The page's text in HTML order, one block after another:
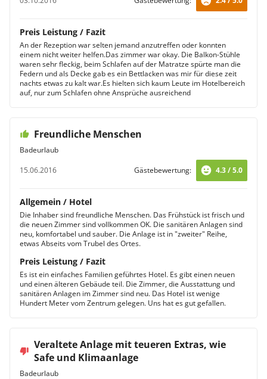
Preis Leistung / Fazit
An der Rezeption war selten jemand anzutreffen oder konnten
einem nicht weiter helfen.Das zimmer war okay. Die Balkon-Stühle
waren sehr fleckig, beim Schlafen auf der Matratze spürte man die
Federn und als Decke gab es ein Bettlacken was mir für diese zeit
nachts etwas zu kalt war.Es hielten sich kaum Leute im Hotelbereich
auf, nur zum Schlafen ohne Ansprüche ausreichend
Freundliche Menschen
Badeurlaub
15.06.2016
Gästebewertung: 4.3 / 5.0
Allgemein / Hotel
Die Inhaber sind freundliche Menschen. Das Frühstück ist frisch und
die neuen Zimmer sind vollkommen OK. Die sanitären Anlagen sind
neu, komfortabel und sauber. Die Anlage ist in "zweiter" Reihe,
etwas Abseits vom Trubel des Ortes.
Preis Leistung / Fazit
Es ist ein einfaches Familien geführtes Hotel. Es gibt einen neuen
und einen älteren Gebäude teil. Die Zimmer, die Ausstattung und
sanitären Anlagen im Zimmer sind neu. Das Hotel ist wenige
Hundert Meter vom Zentrum gelegen. Uns hat es gut gefallen.
Veraltete Anlage mit teueren Extras, wie
Safe und Klimaanlage
Badeurlaub